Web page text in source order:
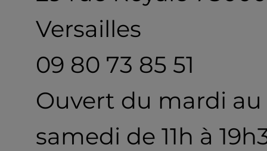
Versailles
09 80 73 85 51
Ouvert du mardi au
samedi de 11h à